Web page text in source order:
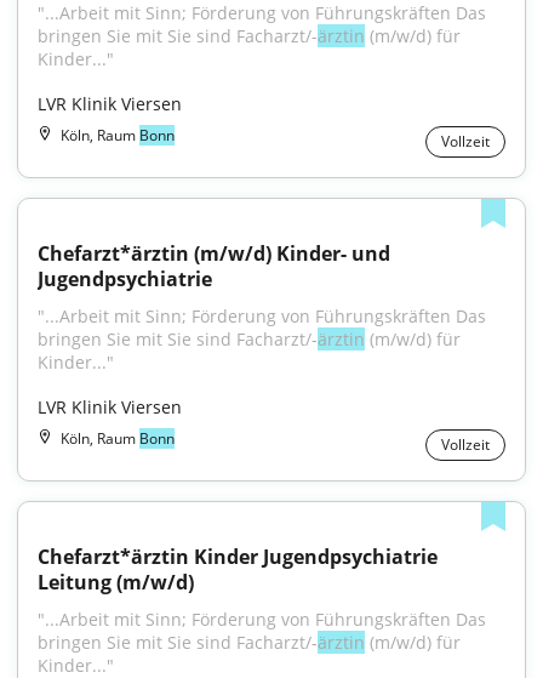
"...Arbeit mit Sinn; Förderung von Führungskräften Das
bringen Sie mit Sie sind Facharzt/-ärztin (m/w/d) für
Kinder..."
LVR Klinik Viersen
Köln, Raum Bonn Vollzeit
Chefarzt*ärztin (m/w/d) Kinder- und
Jugendpsychiatrie
"...Arbeit mit Sinn; Förderung von Führungskräften Das
bringen Sie mit Sie sind Facharzt/-ärztin (m/w/d) für
Kinder..."
LVR Klinik Viersen
Köln, Raum Bonn Vollzeit
Chefarzt*ärztin Kinder Jugendpsychiatrie
Leitung (m/w/d)
"...Arbeit mit Sinn; Förderung von Führungskräften Das
bringen Sie mit Sie sind Facharzt/-ärztin (m/w/d) für
Kinder..."